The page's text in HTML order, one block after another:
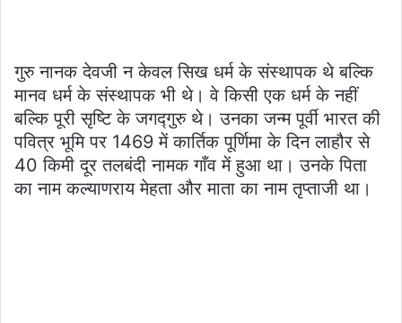
गुरु नानक देवजी न केवल सिख धर्म के संस्थापक थे बल्कि
मानव धर्म के संस्थापक भी थे। वे किसी एक धर्म के नहीं
बल्कि पूरी सृष्टि के जगद्गुरु थे। उनका जन्म पूर्वी भारत की
पवित्र भूमि पर 1469 में कार्तिक पूर्णिमा के दिन लाहौर से
40 किमी दूर तलबंदी नामक गाँव में हुआ था। उनके पिता
का नाम कल्याणराय मेहता और माता का नाम तृप्ताजी था।